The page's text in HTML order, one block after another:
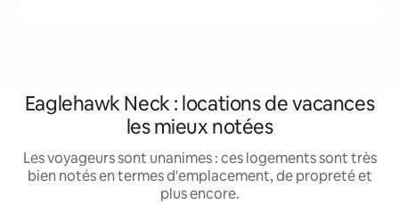
Eaglehawk Neck : locations de vacances
les mieux notées
Les voyageurs sont unanimes : ces logements sont très
bien notés en termes d'emplacement, de propreté et
plus encore.